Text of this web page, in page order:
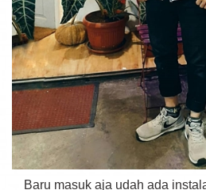
Baru masuk aja udah ada